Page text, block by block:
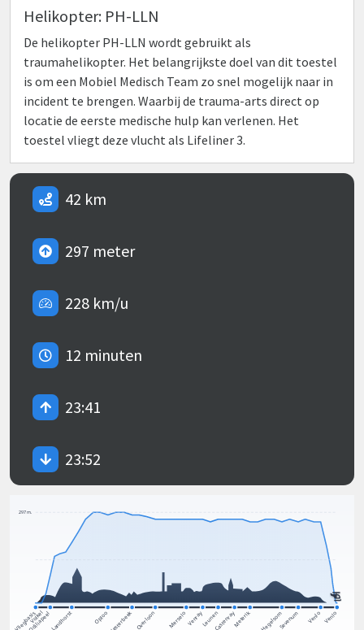
Helikopter: PH-LLN
De helikopter PH-LLN wordt gebruikt als
traumahelikopter. Het belangrijkste doel van dit toestel
is om een Mobiel Medisch Team zo snel mogelijk naar in
incident te brengen. Waarbij de trauma-arts direct op
locatie de eerste medische hulp kan verlenen. Het
toestel vliegt deze vlucht als Lifeliner 3.
42 km
297 meter
228 km/u
12 minuten
23:41
23:52